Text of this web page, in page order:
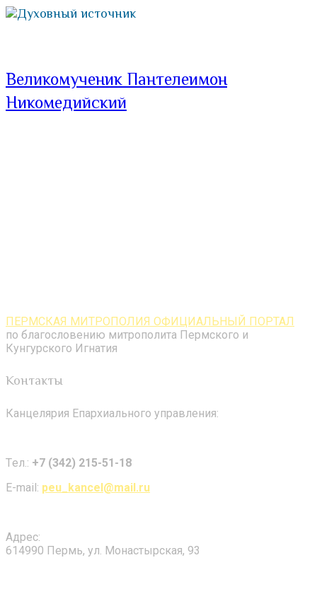
Духовный источник
Великомученик Пантелеимон
Никомедийский
ПЕРМСКАЯ МИТРОПОЛИЯ ОФИЦИАЛЬНЫЙ ПОРТАЛ
по благословению митрополита Пермского и
Кунгурского Игнатия
Контакты
Канцелярия Епархиального управления:
Tел.: +7 (342) 215-51-18
E-mail: peu_kancel@mail.ru
Адрес:
614990 Пермь, ул. Монастырская, 93